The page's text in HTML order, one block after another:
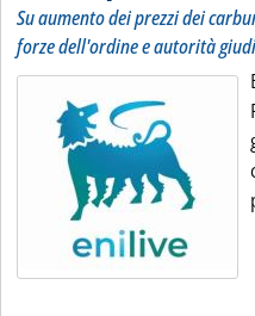
Su aumento dei prezzi dei
forze dell'ordine e autorità